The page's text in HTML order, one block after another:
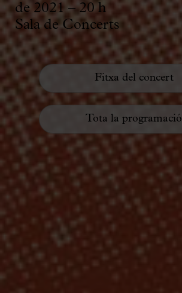
de 2021 – 20 h
Sala de Concerts
Fitxa del concert
Tota la programació